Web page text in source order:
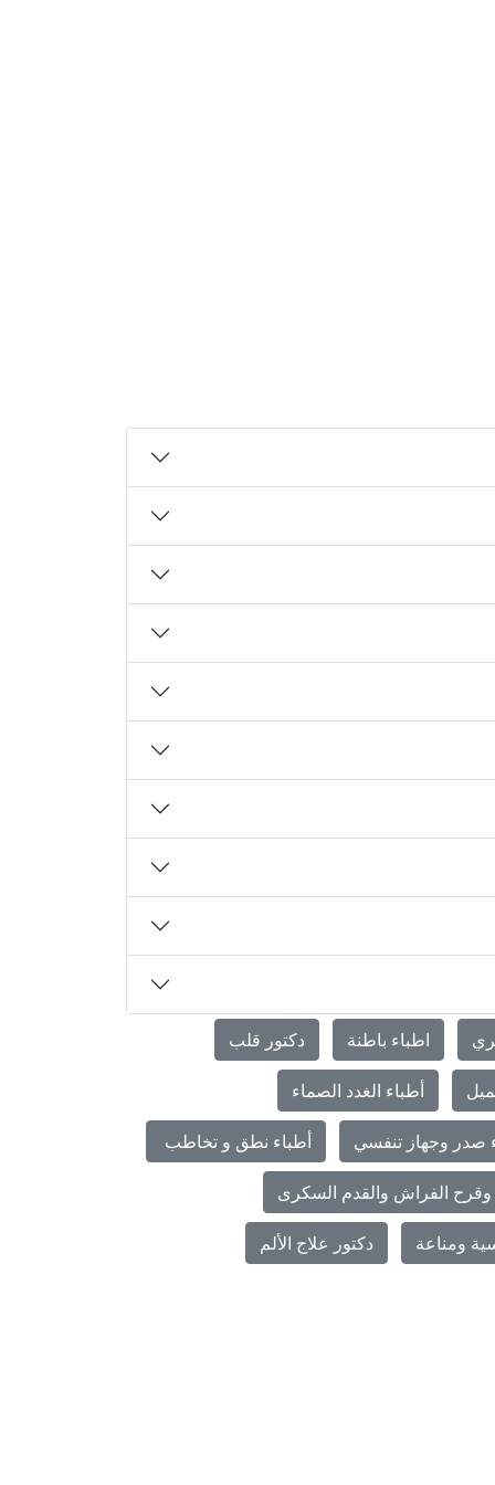
اطباء باطنة دكتور قلب
أطباء الغدد الصماء
صدر وجهاز تنفسي أطباء نطق و تخاطب
الفراش والقدم السكرى
ومناعة دكتور علاج الألم